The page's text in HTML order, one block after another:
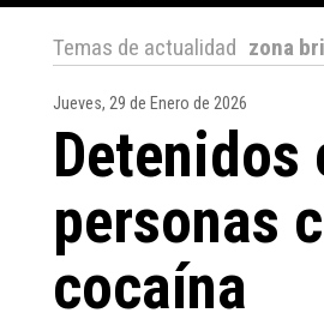
Temas de actualidad zona
Jueves, 29 de Enero de 2026
Detenidos
personas
cocaína